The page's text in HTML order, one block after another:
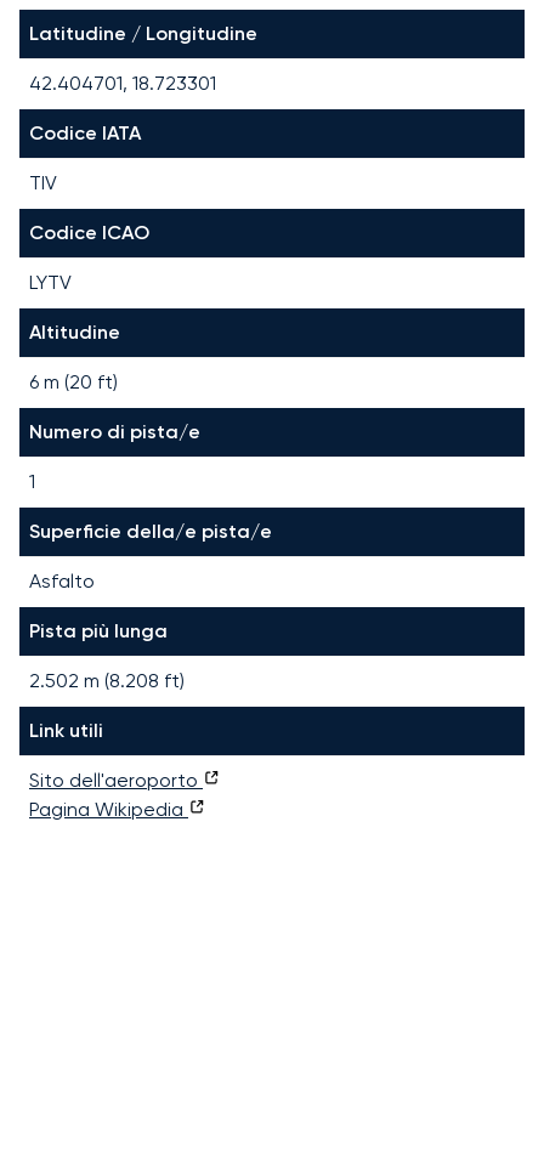
Latitudine / Longitudine
42.404701, 18.723301
Codice IATA
TIV
Codice ICAO
LYTV
Altitudine
6 m (20 ft)
Numero di pista/e
1
Superficie della/e pista/e
Asfalto
Pista più lunga
2.502 m (8.208 ft)
Link utili
Sito dell'aeroporto
Pagina Wikipedia